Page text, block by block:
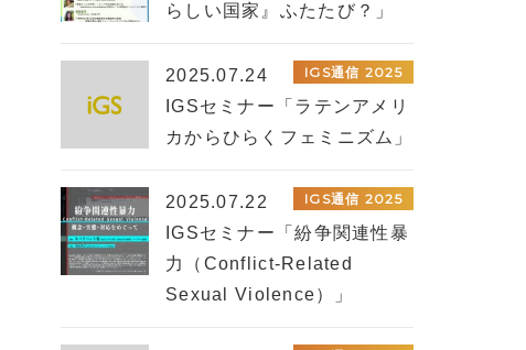
らしい国家』ふたたび？」
2025.07.24 IGS通信 2025
IGSセミナー「ラテンアメリ
カからひらくフェミニズム」
2025.07.22 IGS通信 2025
IGSセミナー「紛争関連性暴
力（Conflict-Related
Sexual Violence）」